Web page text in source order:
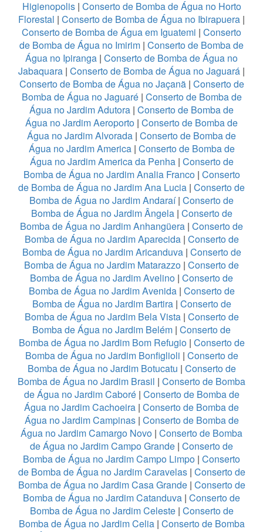
Higienopolis| Conserto de Bomba de Água no Horto
Florestal | Conserto de Bomba de Água no Ibirapuera |
Conserto de Bomba de Água em Iguatemi | Conserto
de Bomba de Água no Imirim | Conserto de Bomba de
Água no Ipiranga | Conserto de Bomba de Água no
Jabaquara | Conserto de Bomba de Água no Jaguará |
Conserto de Bomba de Água no Jaçanã| Conserto de
Bomba de Água no Jaguaré| Conserto de Bomba de
Água no Jardim Adutora | Conserto de Bomba de
Água no Jardim Aeroporto | Conserto de Bomba de
Água no Jardim Alvorada | Conserto de Bomba de
Água no Jardim America| Conserto de Bomba de
Água no Jardim America da Penha| Conserto de
Bomba de Água no Jardim Analia Franco| Conserto
de Bomba de Água no Jardim Ana Lucia | Conserto de
Bomba de Água no Jardim Andaraí| Conserto de
Bomba de Água no Jardim Ângela| Conserto de
Bomba de Água no Jardim Anhangüera | Conserto de
Bomba de Água no Jardim Aparecida| Conserto de
Bomba de Água no Jardim Aricanduva| Conserto de
Bomba de Água no Jardim Matarazzo | Conserto de
Bomba de Água no Jardim Avelino | Conserto de
Bomba de Água no Jardim Avenida| Conserto de
Bomba de Água no Jardim Bartira| Conserto de
Bomba de Água no Jardim Bela Vista| Conserto de
Bomba de Água no Jardim Belém | Conserto de
Bomba de Água no Jardim Bom Refugio| Conserto de
Bomba de Água no Jardim Bonfiglioli | Conserto de
Bomba de Água no Jardim Botucatu | Conserto de
Bomba de Água no Jardim Brasil | Conserto de Bomba
de Água no Jardim Caboré| Conserto de Bomba de
Água no Jardim Cachoeira | Conserto de Bomba de
Água no Jardim Campinas| Conserto de Bomba de
Água no Jardim Camargo Novo | Conserto de Bomba
de Água no Jardim Campo Grande | Conserto de
Bomba de Água no Jardim Campo Limpo | Conserto
de Bomba de Água no Jardim Caravelas| Conserto de
Bomba de Água no Jardim Casa Grande| Conserto de
Bomba de Água no Jardim Catanduva | Conserto de
Bomba de Água no Jardim Celeste| Conserto de
Bomba de Água no Jardim Celia| Conserto de Bomba